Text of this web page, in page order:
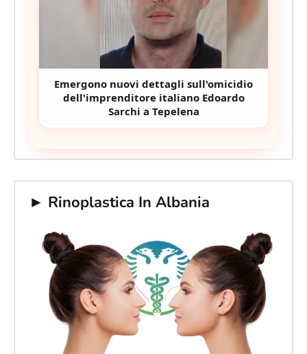
Emergono nuovi dettagli sull'omicidio
dell'imprenditore italiano Edoardo
Sarchi a Tepelena
► Rinoplastica In Albania